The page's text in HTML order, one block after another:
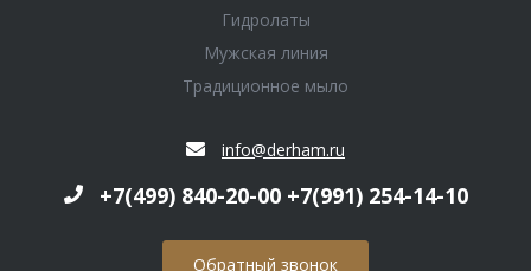
Гидролаты
Мужская линия
Традиционное мыло
info@derham.ru
+7(499) 840-20-00 +7(991) 254-14-10
Обратный звонок